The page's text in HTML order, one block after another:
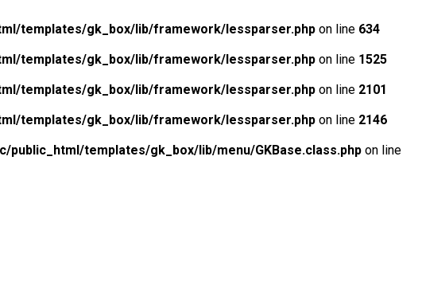
templates/gk_box/lib/framework/lessparser.php on line 634
templates/gk_box/lib/framework/lessparser.php on line 1525
templates/gk_box/lib/framework/lessparser.php on line 2101
templates/gk_box/lib/framework/lessparser.php on line 2146
public_html/templates/gk_box/lib/menu/GKBase.class.php on line